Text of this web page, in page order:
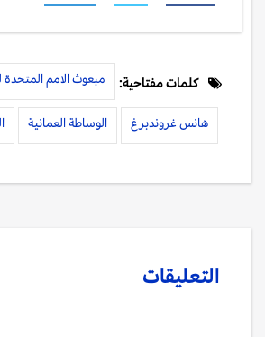
كلمات مفتاحية: مبعوث الامم المتحدة
هانس غروندبرغ الوساطة العمانية
التعليقات